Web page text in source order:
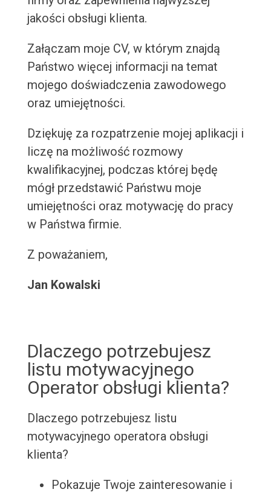
jakości obsługi klienta.
Załączam moje CV, w którym znajdą
Państwo więcej informacji na temat
mojego doświadczenia zawodowego
oraz umiejętności.
Dziękuję za rozpatrzenie mojej aplikacji i
liczę na możliwość rozmowy
kwalifikacyjnej, podczas której będę
mógł przedstawić Państwu moje
umiejętności oraz motywację do pracy
w Państwa firmie.
Z poważaniem,
Jan Kowalski
Dlaczego potrzebujesz
listu motywacyjnego
Operator obsługi klienta?
Dlaczego potrzebujesz listu
motywacyjnego operatora obsługi
klienta?
Pokazuje Twoje zainteresowanie i